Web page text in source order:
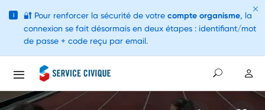
i 🔐 Pour renforcer la sécurité de votre compte organisme, la
connexion se fait désormais en deux étapes : identifiant/mot
de passe + code reçu par email.